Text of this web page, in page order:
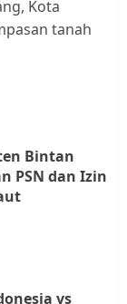
Kota
Kota
tanah
Bintan
PSN dan Izin
vs